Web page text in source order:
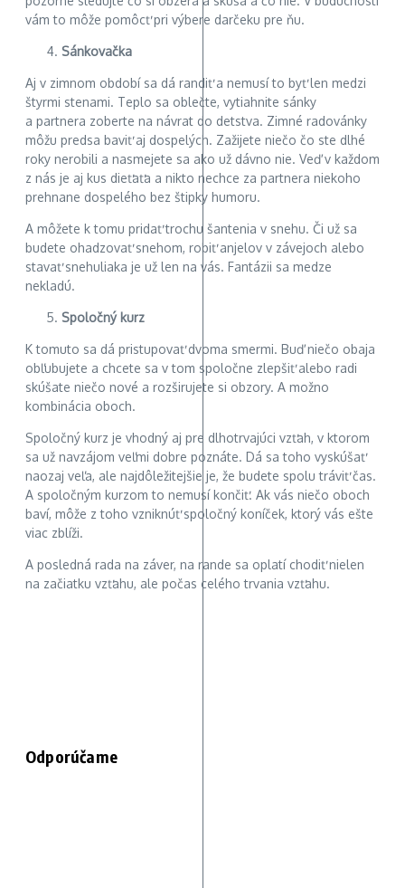
vám to môže pomôcť pri výbere darčeku pre ňu.
Sánkovačka
Aj v zimnom období sa dá randiť a nemusí to byť len medzi
štyrmi stenami. Teplo sa oblečte, vytiahnite sánky
a partnera zoberte na návrat do detstva. Zimné radovánky
môžu predsa baviť aj dospelých. Zažijete niečo čo ste dlhé
roky nerobili a nasmejete sa ako už dávno nie. Veď v každom
z nás je aj kus dieťaťa a nikto nechce za partnera niekoho
prehnane dospelého bez štipky humoru.
A môžete k tomu pridať trochu šantenia v snehu. Či už sa
budete ohadzovať snehom, robiť anjelov v závejoch alebo
stavať snehuliaka je už len na vás. Fantázii sa medze
nekladú.
Spoločný kurz
K tomuto sa dá pristupovať dvoma smermi. Buď niečo obaja
obľubujete a chcete sa v tom spoločne zlepšiť alebo radi
skúšate niečo nové a rozširujete si obzory. A možno
kombinácia oboch.
Spoločný kurz je vhodný aj pre dlhotrvajúci vzťah, v ktorom
sa už navzájom veľmi dobre poznáte. Dá sa toho vyskúšať
naozaj veľa, ale najdôležitejšie je, že budete spolu tráviť čas.
A spoločným kurzom to nemusí končiť. Ak vás niečo oboch
baví, môže z toho vzniknúť spoločný koníček, ktorý vás ešte
viac zblíži.
A posledná rada na záver, na rande sa oplatí chodiť nielen
na začiatku vzťahu, ale počas celého trvania vzťahu.
Odporúčame